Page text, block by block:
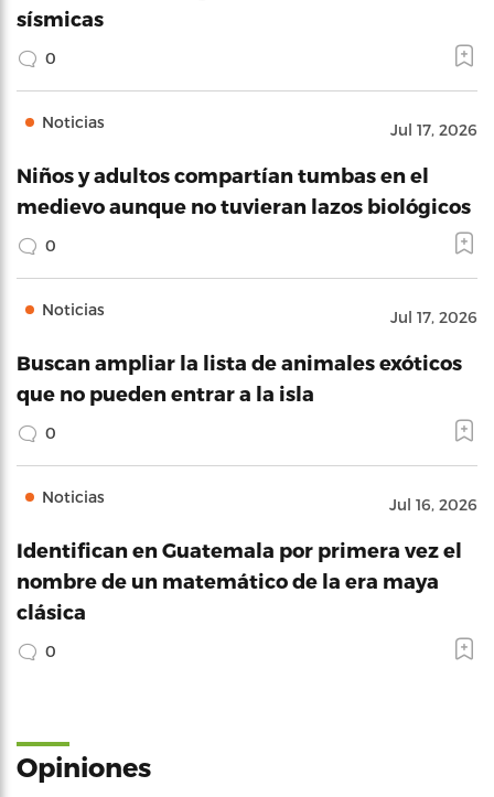
sísmicas
0
Noticias Jul 17, 2026
Niños y adultos compartían tumbas en el
medievo aunque no tuvieran lazos biológicos
0
Noticias Jul 17, 2026
Buscan ampliar la lista de animales exóticos
que no pueden entrar a la isla
0
Noticias Jul 16, 2026
Identifican en Guatemala por primera vez el
nombre de un matemático de la era maya
clásica
0
Opiniones